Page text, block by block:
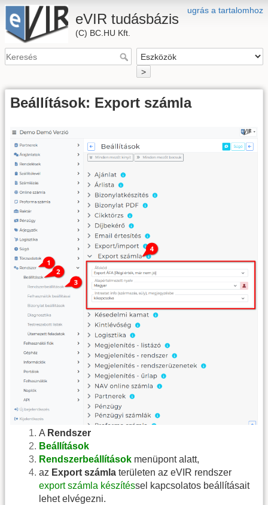
ugrás a tartalomhoz
eVIR tudásbázis
(C) BC.HU Kft.
>
Beállítások: Export számla
A Rendszer
Beállítások
Rendszerbeállítások menüpont alatt,
az Export számla területen az eVIR rendszer
export számla készítéssel kapcsolatos beállításait
lehet elvégezni.